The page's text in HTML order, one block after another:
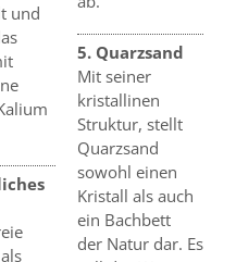
und
5. Quarzsand
Mit seiner
kristallinen
Struktur, stellt
Quarzsand
sowohl einen
Kristall als auch
ein Bachbett
der Natur dar. Es